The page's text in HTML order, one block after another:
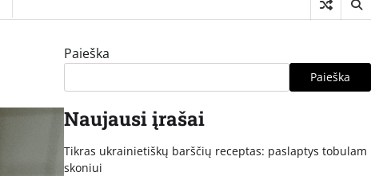
Paieška
Paieška
Naujausi įrašai
Tikras ukrainietiškų barščių receptas: paslaptys tobulam
skoniui